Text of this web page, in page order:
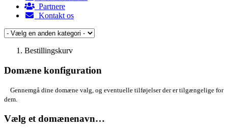
Partnere
Kontakt os
Bestillingskurv
Domæne konfiguration
Gennemgå dine domæne valg, og eventuelle tilføjelser der er tilgængelige for
dem.
Vælg et domænenavn…